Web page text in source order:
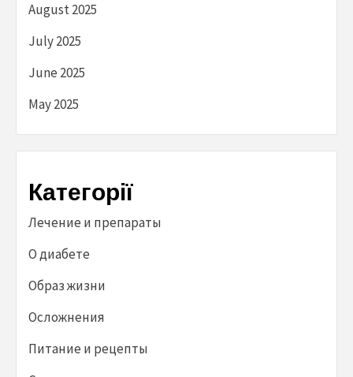
August 2025
July 2025
June 2025
May 2025
Категорії
Лечение и препараты
О диабете
Образ жизни
Осложнения
Питание и рецепты